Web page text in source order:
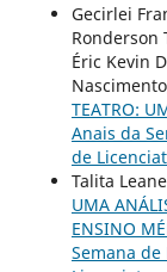
Gecirlei
Ronderson
Éric Kevin
TEATRO:
Anais da
de
Talita
UMA
ENSINO
Semana de